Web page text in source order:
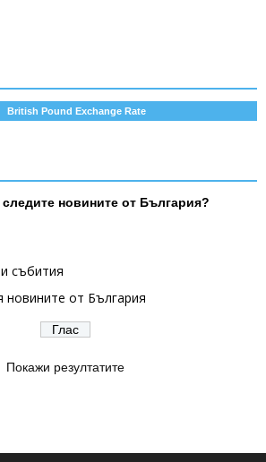
British Pound Exchange Rate
новините от България?
събития
новините от България
Покажи резултатите